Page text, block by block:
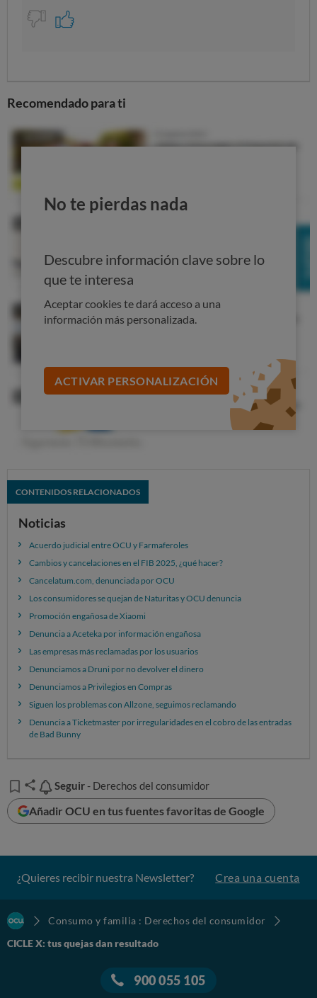
Recomendado para ti
No te pierdas nada
Descubre información clave sobre lo
que te interesa
Aceptar cookies te dará acceso a una
información más personalizada.
ACTIVAR PERSONALIZACIÓN
CONTENIDOS RELACIONADOS
Noticias
Acuerdo judicial entre OCU y Farmaferoles
Cambios y cancelaciones en el FIB 2025, ¿qué hacer?
Cancelatum.com, denunciada por OCU
Los consumidores se quejan de Naturitas y OCU denuncia
Promoción engañosa de Xiaomi
Denuncia a Aceteka por información engañosa
Las empresas más reclamadas por los usuarios
Denunciamos a Druni por no devolver el dinero
Denunciamos a Privilegios en Compras
Siguen los problemas con Allzone, seguimos reclamando
Denuncia a Ticketmaster por irregularidades en el cobro de las entradas
de Bad Bunny
Seguir
Seguir - Derechos del consumidor
Añadir OCU en tus fuentes favoritas de Google
¿Quieres recibir nuestra Newsletter? Crea una cuenta
Consumo y familia : Derechos del consumidor
CICLE X: tus quejas dan resultado
900 055 105